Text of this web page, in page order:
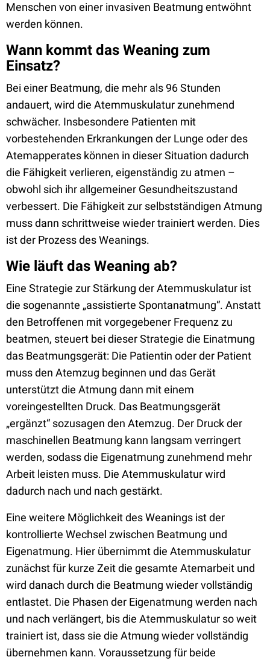
Menschen von einer invasiven Beatmung entwöhnt
werden können.
Wann kommt das Weaning zum
Einsatz?
Bei einer Beatmung, die mehr als 96 Stunden
andauert, wird die Atemmuskulatur zunehmend
schwächer. Insbesondere Patienten mit
vorbestehenden Erkrankungen der Lunge oder des
Atemapperates können in dieser Situation dadurch
die Fähigkeit verlieren, eigenständig zu atmen –
obwohl sich ihr allgemeiner Gesundheitszustand
verbessert. Die Fähigkeit zur selbstständigen Atmung
muss dann schrittweise wieder trainiert werden. Dies
ist der Prozess des Weanings.
Wie läuft das Weaning ab?
Eine Strategie zur Stärkung der Atemmuskulatur ist
die sogenannte „assistierte Spontanatmung“. Anstatt
den Betroffenen mit vorgegebener Frequenz zu
beatmen, steuert bei dieser Strategie die Einatmung
das Beatmungsgerät: Die Patientin oder der Patient
muss den Atemzug beginnen und das Gerät
unterstützt die Atmung dann mit einem
voreingestellten Druck. Das Beatmungsgerät
„ergänzt“ sozusagen den Atemzug. Der Druck der
maschinellen Beatmung kann langsam verringert
werden, sodass die Eigenatmung zunehmend mehr
Arbeit leisten muss. Die Atemmuskulatur wird
dadurch nach und nach gestärkt.
Eine weitere Möglichkeit des Weanings ist der
kontrollierte Wechsel zwischen Beatmung und
Eigenatmung. Hier übernimmt die Atemmuskulatur
zunächst für kurze Zeit die gesamte Atemarbeit und
wird danach durch die Beatmung wieder vollständig
entlastet. Die Phasen der Eigenatmung werden nach
und nach verlängert, bis die Atemmuskulatur so weit
trainiert ist, dass sie die Atmung wieder vollständig
übernehmen kann. Voraussetzung für beide